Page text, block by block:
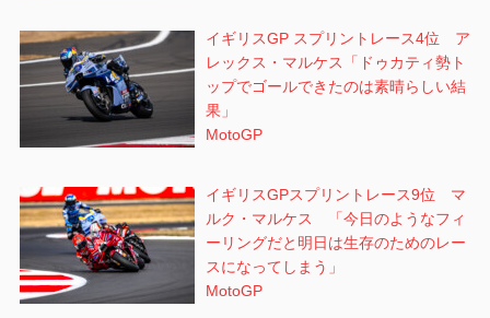
イギリスGP スプリントレース4位 ア
レックス・マルケス「ドゥカティ勢ト
ップでゴールできたのは素晴らしい結
果」
MotoGP
イギリスGPスプリントレース9位 マ
ルク・マルケス 「今日のようなフィ
ーリングだと明日は生存のためのレー
スになってしまう」
MotoGP